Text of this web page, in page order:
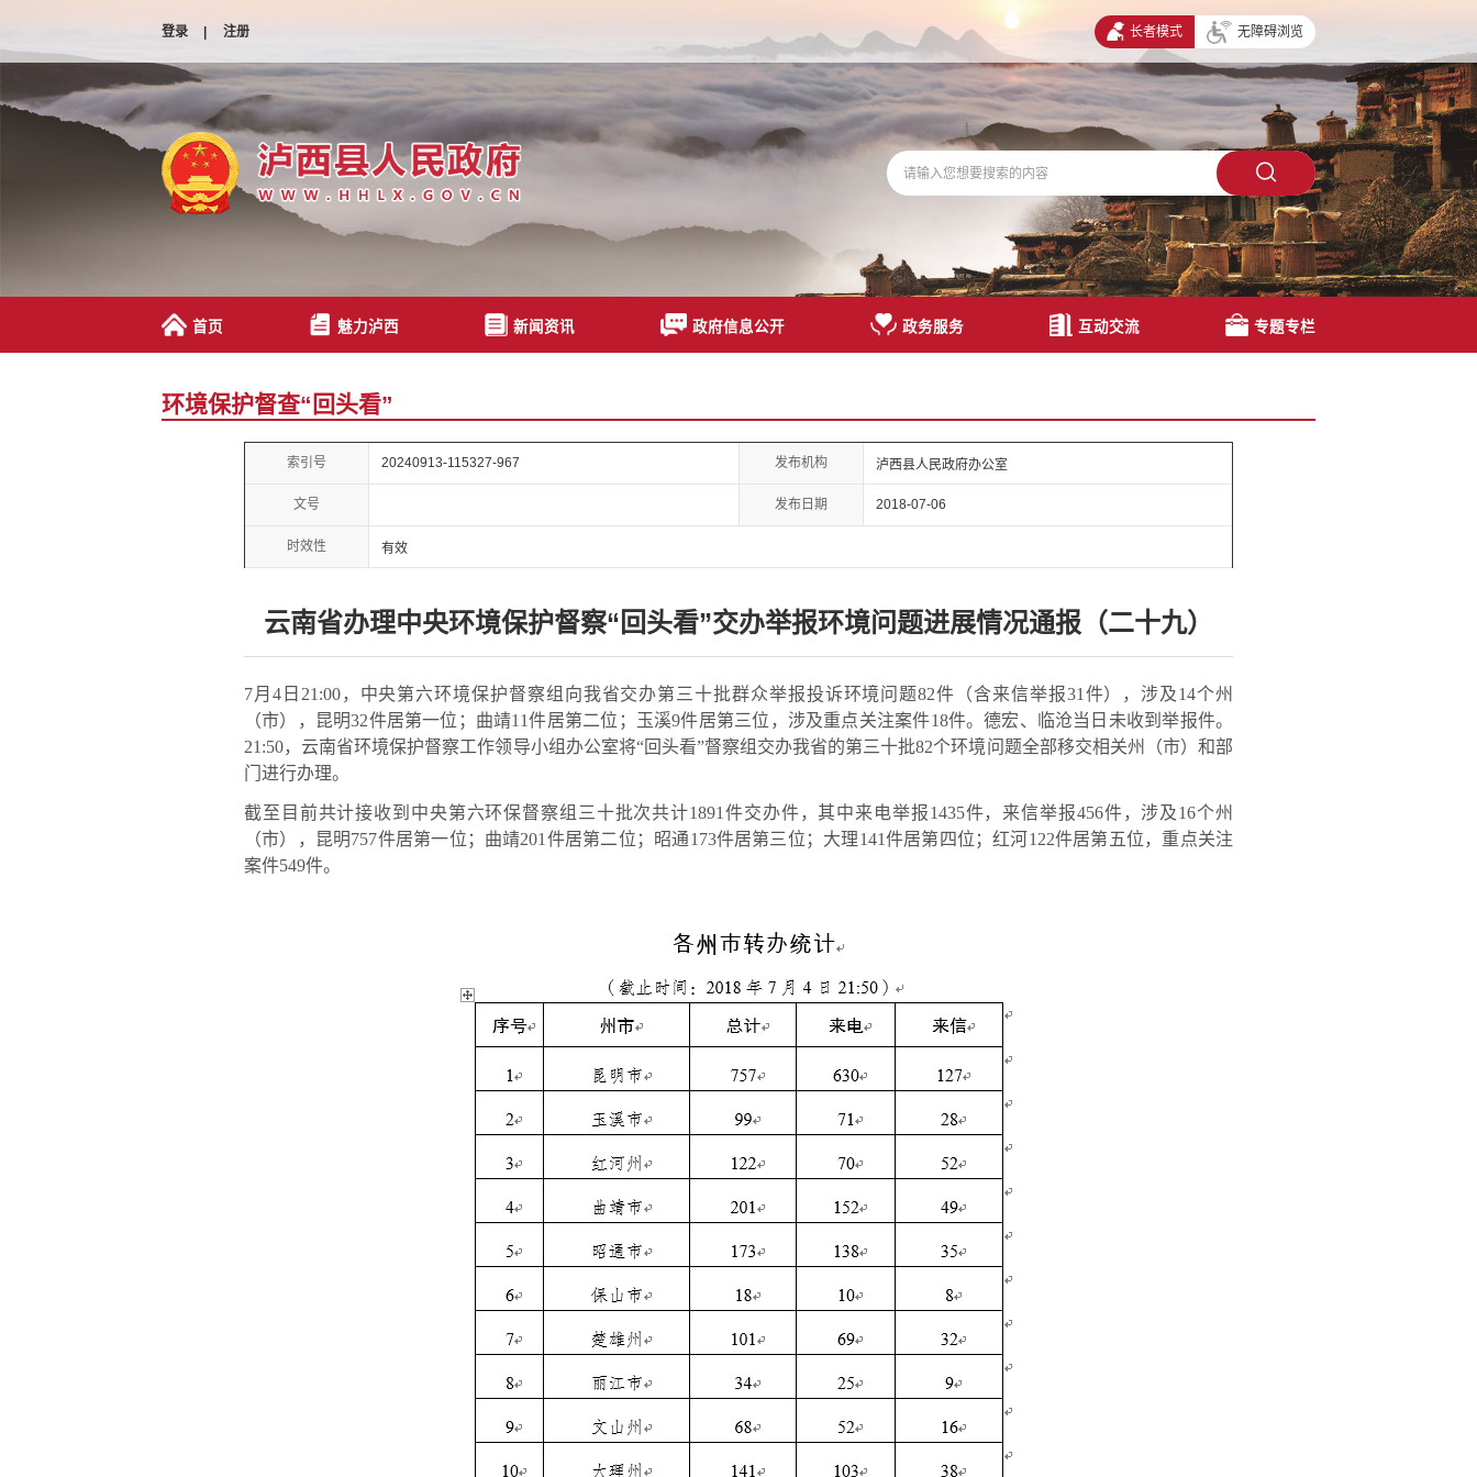
登录 | 注册 长者模式 无障碍浏览
首页 魅力泸西 新闻资讯 政府信息公开 政务服务 互动交流 专题专栏
环境保护督查“回头看”
索引号 20240913-115327-967 发布机构 泸西县人民政府办公室
文号 发布日期 2018-07-06
时效性 有效
云南省办理中央环境保护督察“回头看”交办举报环境问题进展情况通报（二十九）
7月4日21:00，中央第六环境保护督察组向我省交办第三十批群众举报投诉环境问题82件（含来信举报31件），涉及14个州
（市），昆明32件居第一位；曲靖11件居第二位；玉溪9件居第三位，涉及重点关注案件18件。德宏、临沧当日未收到举报件。
21:50，云南省环境保护督察工作领导小组办公室将“回头看”督察组交办我省的第三十批82个环境问题全部移交相关州（市）和部
门进行办理。
截至目前共计接收到中央第六环保督察组三十批次共计1891件交办件，其中来电举报1435件，来信举报456件，涉及16个州
（市），昆明757件居第一位；曲靖201件居第二位；昭通173件居第三位；大理141件居第四位；红河122件居第五位，重点关注
案件549件。